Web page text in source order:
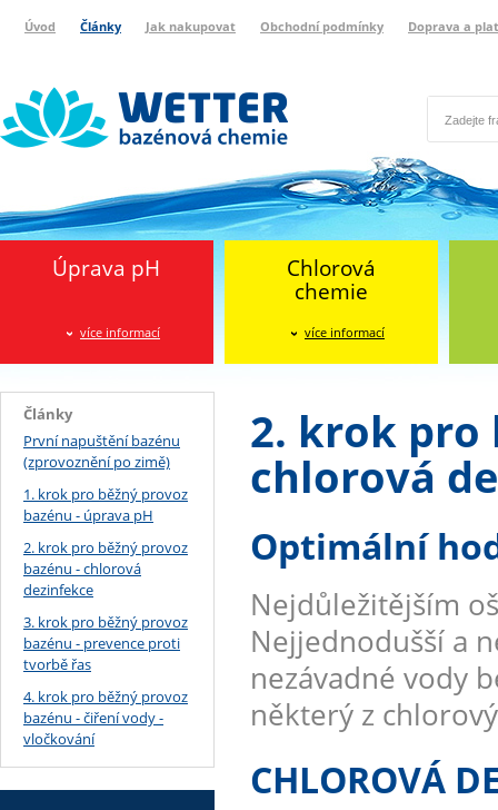
Úvod Články Jak nakupovat Obchodní podmínky Doprava a
Úprava pH
více informací
Chlorová
chemie
více informací
Články
První napuštění bazénu
(zprovoznění po zimě)
1. krok pro běžný provoz
bazénu - úprava pH
2. krok pro běžný provoz
bazénu - chlorová
dezinfekce
3. krok pro běžný provoz
bazénu - prevence proti
tvorbě řas
4. krok pro běžný provoz
bazénu - čiření vody -
vločkování
2. krok pro
chlorová
Optimální
Nejdůležitějším
Nejjednodušší a
nezávadné vody
některý z
CHLOROVÁ